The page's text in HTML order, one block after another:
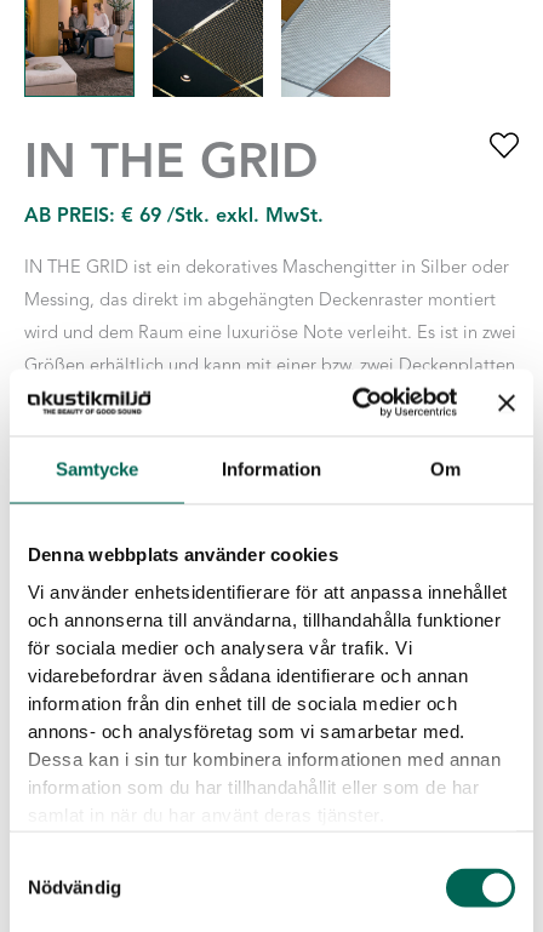
Samtycke Information Om
Denna webbplats använder cookies
Vi använder enhetsidentifierare för att anpassa innehållet
och annonserna till användarna, tillhandahålla funktioner
för sociala medier och analysera vår trafik. Vi
vidarebefordrar även sådana identifierare och annan
information från din enhet till de sociala medier och
annons- och analysföretag som vi samarbetar med.
Dessa kan i sin tur kombinera informationen med annan
information som du har tillhandahållit eller som de har
Nödvändig
IN THE GRID
AB PREIS: € 69 /Stk. exkl. MwSt.
IN THE GRID ist ein dekoratives Maschengitter in Silber oder
Messing, das direkt im abgehängten Deckenraster montiert
wird und dem Raum eine luxuriöse Note verleiht. Es ist in zwei
Größen erhältlich und kann mit einer bzw. zwei Deckenplatten
kombiniert werden. Zur Anpassung an die übrige
THE GRID verwendet werden: TILES mit Nova, Hush oder
Größe
Oberflächenschicht
-
In
+ ZUR LISTE HINZUFÜGEN
Herunterladbare Dateien